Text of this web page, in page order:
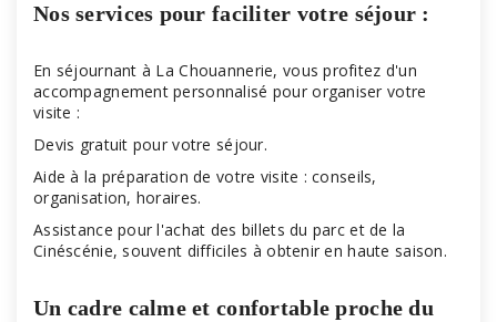
Nos services pour faciliter votre séjour :
En séjournant à La Chouannerie, vous profitez d'un
accompagnement personnalisé pour organiser votre
visite :
Devis gratuit pour votre séjour.
Aide à la préparation de votre visite : conseils,
organisation, horaires.
Assistance pour l'achat des billets du parc et de la
Cinéscénie, souvent difficiles à obtenir en haute saison.
Un cadre calme et confortable proche du